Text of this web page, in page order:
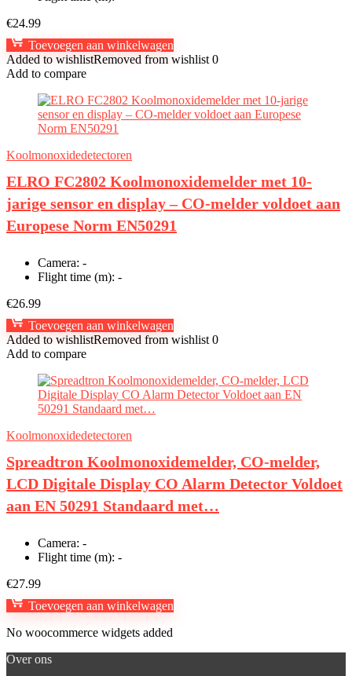
€24.99
Toevoegen aan winkelwagen
Added to wishlistRemoved from wishlist 0
Add to compare
Koolmonoxidedetectoren
ELRO FC2802 Koolmonoxidemelder met 10-
jarige sensor en display – CO-melder voldoet aan
Europese Norm EN50291
Camera: -
Flight time (m): -
€26.99
Toevoegen aan winkelwagen
Added to wishlistRemoved from wishlist 0
Add to compare
Koolmonoxidedetectoren
Spreadtron Koolmonoxidemelder, CO-melder,
LCD Digitale Display CO Alarm Detector Voldoet
aan EN 50291 Standaard met…
Camera: -
Flight time (m): -
€27.99
Toevoegen aan winkelwagen
No woocommerce widgets added
Over ons